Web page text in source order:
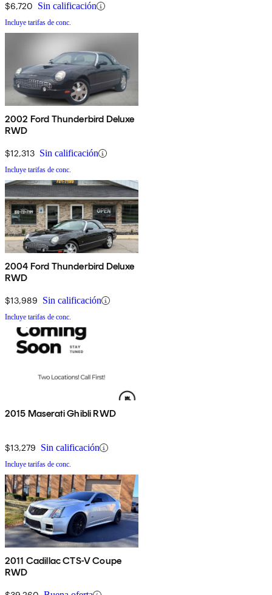
$6,720 Sin calificación
Incluye tarifas de conc.
2002 Ford Thunderbird Deluxe
RWD
$12,313 Sin calificación
Incluye tarifas de conc.
2004 Ford Thunderbird Deluxe
RWD
$13,989 Sin calificación
Incluye tarifas de conc.
2015 Maserati Ghibli RWD
$13,279 Sin calificación
Incluye tarifas de conc.
2011 Cadillac CTS-V Coupe
RWD